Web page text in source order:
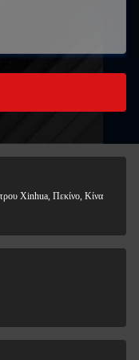
Xinhua, Πεκίνο, Κίνα